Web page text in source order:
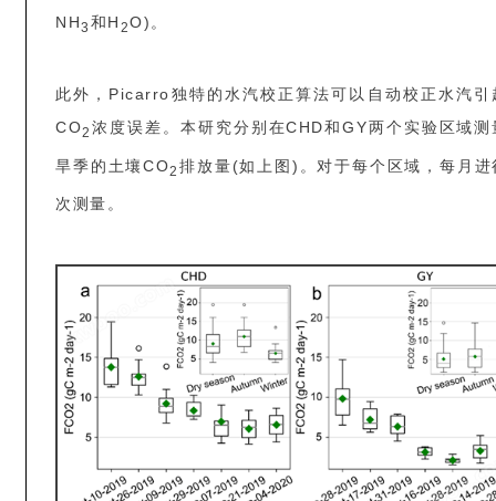
NH3 和H 2O)。
此外，Picarro独特的水汽校正算法可以自动校正水汽引
CO2 浓度误差。本研究分别在CHD和GY两个实验区域测
旱季的土壤CO2 排放量(如上图)。对于每个区域，每月进
次测量。